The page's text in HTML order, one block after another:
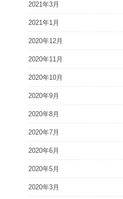
2021年3月
2021年1月
2020年12月
2020年11月
2020年10月
2020年9月
2020年8月
2020年7月
2020年6月
2020年5月
2020年3月